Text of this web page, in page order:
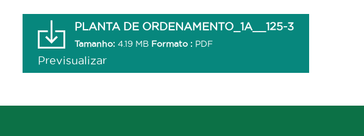
PLANTA DE ORDENAMENTO_1A__125-3
Tamanho: 4.19 MB Formato : PDF
Previsualizar